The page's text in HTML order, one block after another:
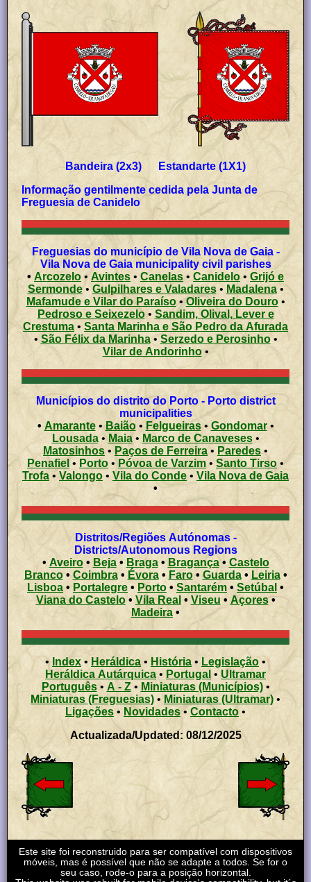
Bandeira (2x3) Estandarte (1X1)
Informação gentilmente cedida pela Junta de
Freguesia deCanidelo
Freguesias do município de Vila Nova de Gaia -
Vila Nova de Gaia municipality civil parishes
• Arcozelo • Avintes • Canelas• Canidelo • Grijó e
Sermonde• Gulpilhares e Valadares• Madalena•
Mafamude e Vilar do Paraíso•Oliveira do Douro•
Pedroso e Seixezelo• Sandim, Olival, Lever e
Crestuma •Santa Marinha e São Pedro da Afurada
• São Félix da Marinha•Serzedo e Perosinho•
Vilar de Andorinho•
Municípios do distrito do Porto - Porto district
municipalities
• Amarante• Baião• Felgueiras• Gondomar•
Lousada• Maia• Marco de Canaveses•
Matosinhos • Paços de Ferreira• Paredes•
Penafiel • Porto • Póvoa de Varzim • Santo Tirso •
Trofa • Valongo • Vila do Conde • Vila Nova de Gaia
•
Distritos/Regiões Autónomas -
Districts/Autonomous Regions
• Aveiro• Beja•Braga• Bragança• Castelo
Branco• Coimbra• Évora•Faro• Guarda• Leiria•
Lisboa • Portalegre • Porto • Santarém • Setúbal •
Viana do Castelo• Vila Real • Viseu• Açores•
Madeira •
• Index• Heráldica • História • Legislação•
Heráldica Autárquica • Portugal • Ultramar
Português• A - Z• Miniaturas (Municípios)•
Miniaturas (Freguesias) • Miniaturas (Ultramar)•
Ligações • Novidades • Contacto •
Actualizada/Updated: 08/12/2025
Este site foi reconstruido para ser compatível com dispositivos
móveis, mas é possível que não se adapte a todos. Se for o
seu caso, rode-o para a posição horizontal.